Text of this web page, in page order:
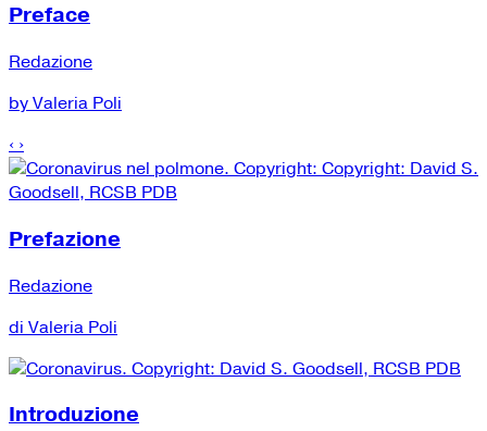
Preface
Redazione
by Valeria Poli
‹ ›
Prefazione
Redazione
di Valeria Poli
Introduzione